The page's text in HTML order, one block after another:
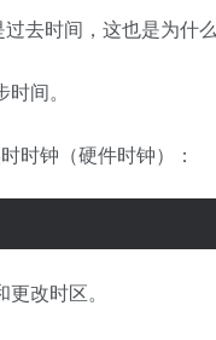
去时间，这也是为什
间。
时钟（硬件时钟）：
改时区。